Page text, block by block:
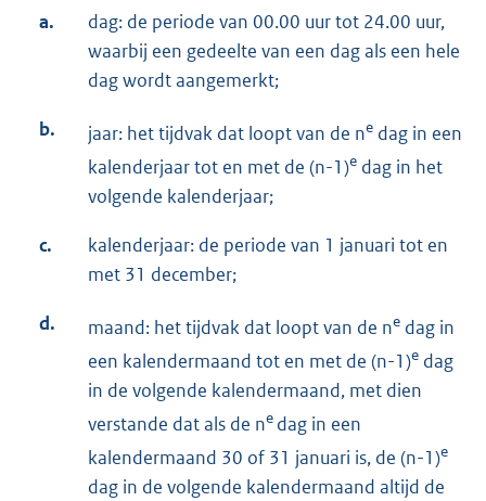
a.
dag: de periode van 00.00 uur tot 24.00 uur,
waarbij een gedeelte van een dag als een hele
dag wordt aangemerkt;
b. jaar: het tijdvak dat loopt van de ne dag in een
kalenderjaar tot en met de (n-1)e dag in het
volgende kalenderjaar;
c.
kalenderjaar: de periode van 1 januari tot en
met 31 december;
d. maand: het tijdvak dat loopt van de ne dag in
een kalendermaand tot en met de (n-1)e dag
in de volgende kalendermaand, met dien
verstande dat als de ne dag in een
kalendermaand 30 of 31 januari is, de (n-1)e
dag in de volgende kalendermaand altijd de